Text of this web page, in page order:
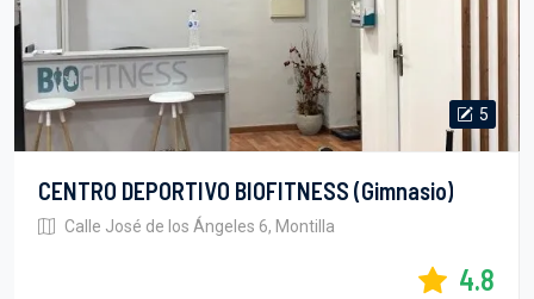
5
CENTRO DEPORTIVO BIOFITNESS (Gimnasio)
Calle José de los Ángeles 6, Montilla
4.8